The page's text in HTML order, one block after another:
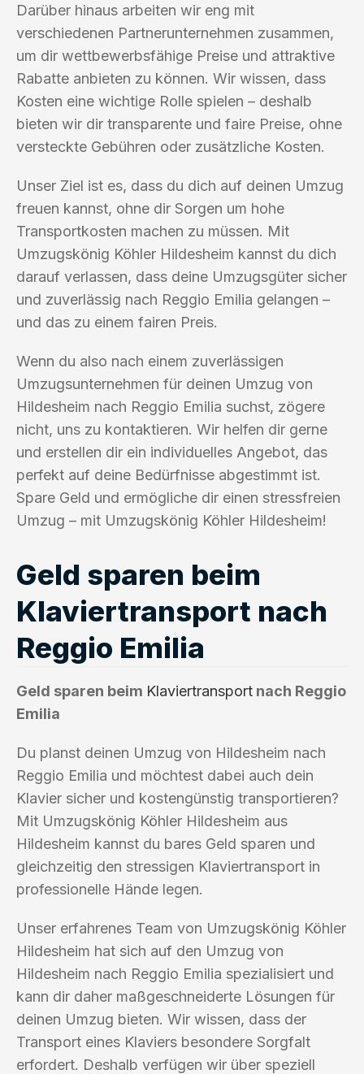
Darüber hinaus arbeiten wir eng mit
verschiedenen Partnerunternehmen zusammen,
um dir wettbewerbsfähige Preise und attraktive
Rabatte anbieten zu können. Wir wissen, dass
Kosten eine wichtige Rolle spielen – deshalb
bieten wir dir transparente und faire Preise, ohne
versteckte Gebühren oder zusätzliche Kosten.
Unser Ziel ist es, dass du dich auf deinen Umzug
freuen kannst, ohne dir Sorgen um hohe
Transportkosten machen zu müssen. Mit
Umzugskönig Köhler Hildesheim kannst du dich
darauf verlassen, dass deine Umzugsgüter sicher
und zuverlässig nach Reggio Emilia gelangen –
und das zu einem fairen Preis.
Wenn du also nach einem zuverlässigen
Umzugsunternehmen für deinen Umzug von
Hildesheim nach Reggio Emilia suchst, zögere
nicht, uns zu kontaktieren. Wir helfen dir gerne
und erstellen dir ein individuelles Angebot, das
perfekt auf deine Bedürfnisse abgestimmt ist.
Spare Geld und ermögliche dir einen stressfreien
Umzug – mit Umzugskönig Köhler Hildesheim!
Geld sparen beim
Klaviertransport nach
Reggio Emilia
Geld sparen beim Klaviertransport nach Reggio
Emilia
Du planst deinen Umzug von Hildesheim nach
Reggio Emilia und möchtest dabei auch dein
Klavier sicher und kostengünstig transportieren?
Mit Umzugskönig Köhler Hildesheim aus
Hildesheim kannst du bares Geld sparen und
gleichzeitig den stressigen Klaviertransport in
professionelle Hände legen.
Unser erfahrenes Team von Umzugskönig Köhler
Hildesheim hat sich auf den Umzug von
Hildesheim nach Reggio Emilia spezialisiert und
kann dir daher maßgeschneiderte Lösungen für
deinen Umzug bieten. Wir wissen, dass der
Transport eines Klaviers besondere Sorgfalt
erfordert. Deshalb verfügen wir über speziell